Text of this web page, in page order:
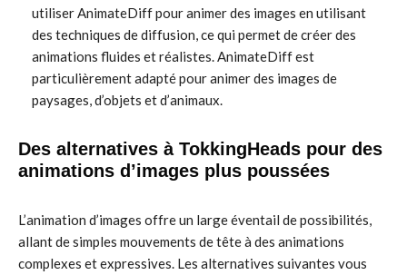
utiliser AnimateDiff pour animer des images en utilisant
des techniques de diffusion, ce qui permet de créer des
animations fluides et réalistes. AnimateDiff est
particulièrement adapté pour animer des images de
paysages, d’objets et d’animaux.
Des alternatives à TokkingHeads pour des
animations d’images plus poussées
L’animation d’images offre un large éventail de possibilités,
allant de simples mouvements de tête à des animations
complexes et expressives. Les alternatives suivantes vous